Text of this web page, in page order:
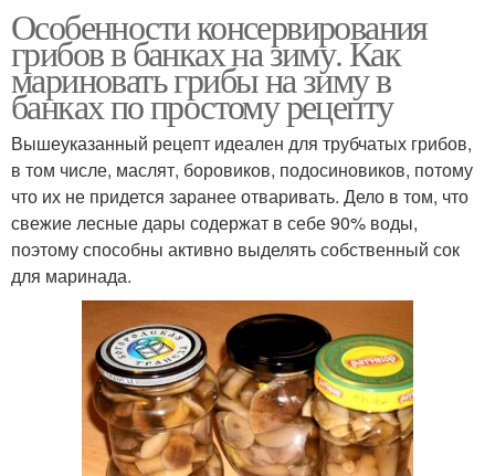
Особенности консервирования
грибов в банках на зиму. Как
мариновать грибы на зиму в
банках по простому рецепту
Вышеуказанный рецепт идеален для трубчатых грибов,
в том числе, маслят, боровиков, подосиновиков, потому
что их не придется заранее отваривать. Дело в том, что
свежие лесные дары содержат в себе 90% воды,
поэтому способны активно выделять собственный сок
для маринада.